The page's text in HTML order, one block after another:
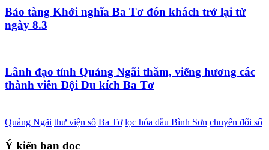
Bảo tàng Khởi nghĩa Ba Tơ đón khách trở lại từ
ngày 8.3
Lãnh đạo tỉnh Quảng Ngãi thăm, viếng hương các
thành viên Đội Du kích Ba Tơ
Quảng Ngãi thư viện số Ba Tơ lọc hóa dầu Bình Sơn chuyển đổi số
Ý kiến bạn đọc